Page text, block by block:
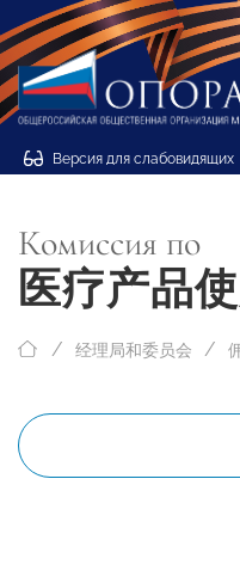
Версия для слабовидящих
Комиссия по
医疗产品
经理局和委员会